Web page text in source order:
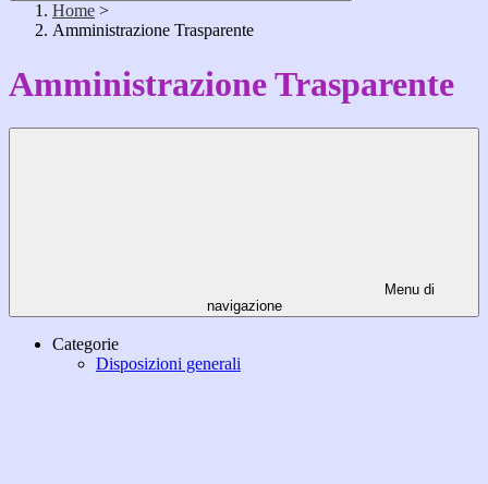
Home >
Amministrazione Trasparente
Amministrazione Trasparente
Menu di
navigazione
Categorie
Disposizioni generali